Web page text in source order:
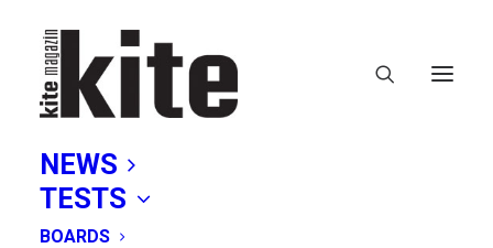
NEWS
TESTS
BOARDS